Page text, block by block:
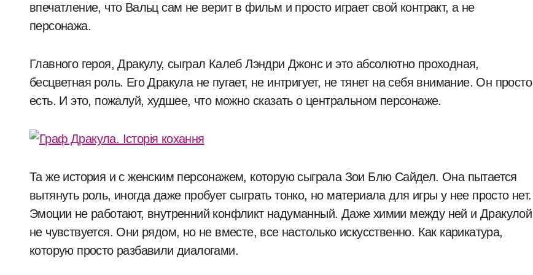
впечатление, что Вальц сам не верит в фильм и просто играет свой контракт, а не
персонажа.
Главного героя, Дракулу, сыграл Калеб Лэндри Джонс и это абсолютно проходная,
бесцветная роль. Его Дракула не пугает, не интригует, не тянет на себя внимание. Он просто
есть. И это, пожалуй, худшее, что можно сказать о центральном персонаже.
Та же история и с женским персонажем, которую сыграла Зои Блю Сайдел. Она пытается
вытянуть роль, иногда даже пробует сыграть тонко, но материала для игры у нее просто нет.
Эмоции не работают, внутренний конфликт надуманный. Даже химии между ней и Дракулой
не чувствуется. Они рядом, но не вместе, все настолько искусственно. Как карикатура,
которую просто разбавили диалогами.